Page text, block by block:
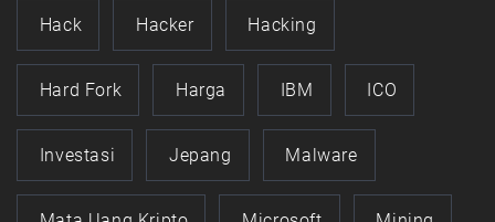
Hack Hacker Hacking
Hard Fork Harga IBM ICO
Investasi Jepang Malware